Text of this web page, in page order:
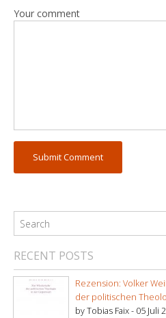
Your comment
RECENT POSTS
Rezension: Volker
der politischen
by Tobias Faix - 05 Juli